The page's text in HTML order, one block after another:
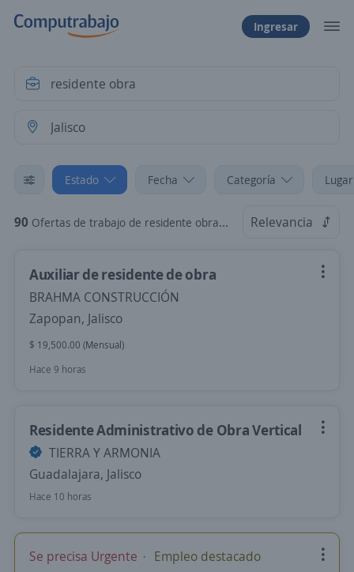
Ingresar
Estado Fecha Categoría
90 Ofertas de trabajo de residente obra en Jalisco Relevancia
Auxiliar de residente de obra
BRAHMA CONSTRUCCIÓN
Zapopan, Jalisco
$ 19,500.00 (Mensual)
Hace 9 horas
Residente Administrativo de Obra Vertical
TIERRA Y ARMONIA
Guadalajara, Jalisco
Hace 10 horas
Se precisa Urgente Empleo destacado